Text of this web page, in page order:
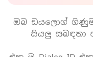
ඔබ ඩයලොග්
සියලු සබඳතා